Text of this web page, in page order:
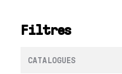
Filtres
CATALOGUES